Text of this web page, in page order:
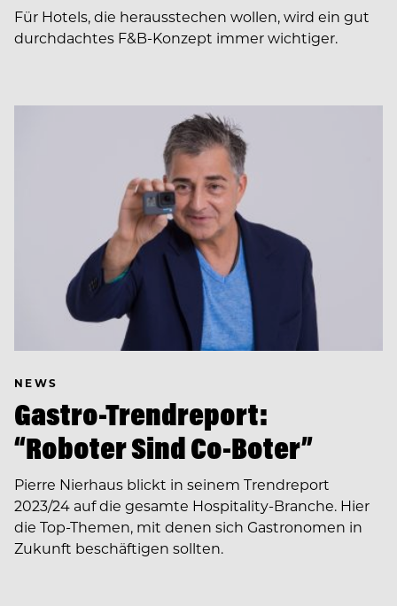
Für Hotels, die herausstechen wollen, wird ein gut
durchdachtes F&B-Konzept immer wichtiger.
NEWS
Gastro-Trendreport:
“Roboter Sind Co-Boter”
Pierre Nierhaus blickt in seinem Trendreport
2023/24 auf die gesamte Hospitality-Branche. Hier
die Top-Themen, mit denen sich Gastronomen in
Zukunft beschäftigen sollten.